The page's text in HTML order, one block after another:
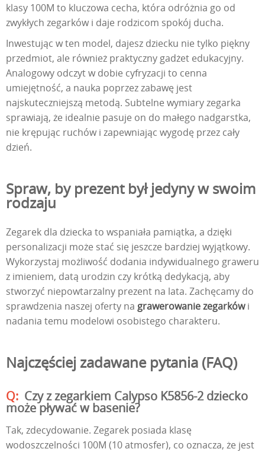
klasy 100M to kluczowa cecha, która odróżnia go od
zwykłych zegarków i daje rodzicom spokój ducha.
Inwestując w ten model, dajesz dziecku nie tylko piękny
przedmiot, ale również praktyczny gadżet edukacyjny.
Analogowy odczyt w dobie cyfryzacji to cenna
umiejętność, a nauka poprzez zabawę jest
najskuteczniejszą metodą. Subtelne wymiary zegarka
sprawiają, że idealnie pasuje on do małego nadgarstka,
nie krępując ruchów i zapewniając wygodę przez cały
dzień.
Spraw, by prezent był jedyny w swoim
rodzaju
Zegarek dla dziecka to wspaniała pamiątka, a dzięki
personalizacji może stać się jeszcze bardziej wyjątkowy.
Wykorzystaj możliwość dodania indywidualnego graweru
z imieniem, datą urodzin czy krótką dedykacją, aby
stworzyć niepowtarzalny prezent na lata. Zachęcamy do
sprawdzenia naszej oferty na grawerowanie zegarkówi
nadania temu modelowi osobistego charakteru.
Najczęściej zadawane pytania (FAQ)
Czy z zegarkiem Calypso K5856-2 dziecko
może pływać w basenie?
Tak, zdecydowanie. Zegarek posiada klasę
wodoszczelności 100M (10 atmosfer), co oznacza, że jest